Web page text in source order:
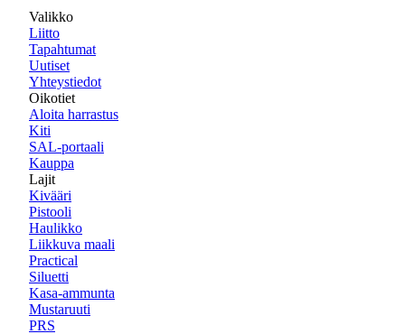
Valikko
Liitto
Tapahtumat
Uutiset
Yhteystiedot
Oikotiet
Aloita harrastus
Kiti
SAL-portaali
Kauppa
Lajit
Kivääri
Pistooli
Haulikko
Liikkuva maali
Practical
Siluetti
Kasa-ammunta
Mustaruuti
PRS